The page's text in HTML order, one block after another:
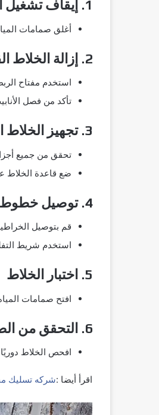
1. إيقاف تشغيل المياه
أغلق صمامات
2. إزالة الخلاط القديم
استخدم مفتاح
تأكد من فصل
3. تجهيز الخلاط الجديد
تحقق من جميع
ضع قاعدة الخلاط
4. توصيل خطوط المياه
قم بتوصيل
استخدم شريط
5. اختبار الخلاط
افتح صمامات
6. التحقق من الصيانة
افحص الخلاط
اقرأ أيضا :شركه تسليك